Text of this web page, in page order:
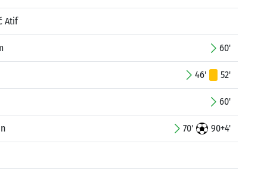
Atif
60'
46' 52'
60'
70' 90+4'